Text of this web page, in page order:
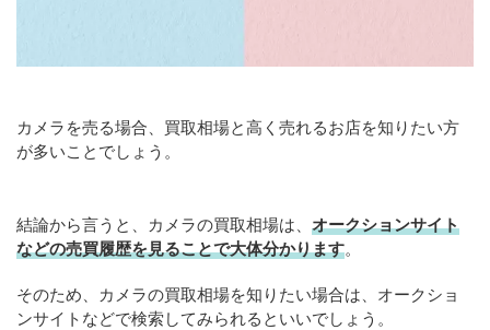
カメラを売る場合、買取相場と高く売れるお店を知りたい方
が多いことでしょう。
結論から言うと、カメラの買取相場は、 オークションサイト
などの売買履歴を見ることで大体分かります。
そのため、カメラの買取相場を知りたい場合は、オークショ
ンサイトなどで検索してみられるといいでしょう。